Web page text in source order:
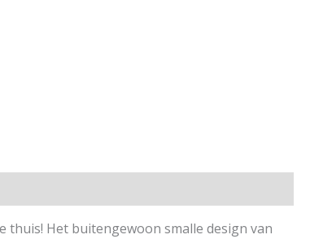
Het buitengewoon smalle design van